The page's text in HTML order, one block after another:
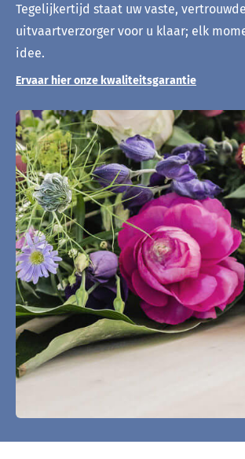
Tegelijkertijd staat uw vaste, vertrouwde
uitvaartverzorger voor u klaar; elk
idee.
Ervaar hier onze kwaliteitsgarantie